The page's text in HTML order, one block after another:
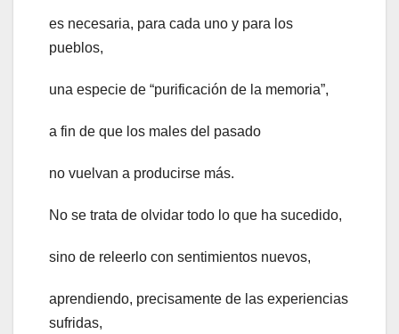
es necesaria, para cada uno y para los
pueblos,
una especie de “purificación de la memoria”,
a fin de que los males del pasado
no vuelvan a producirse más.
No se trata de olvidar todo lo que ha sucedido,
sino de releerlo con sentimientos nuevos,
aprendiendo, precisamente de las experiencias
sufridas,